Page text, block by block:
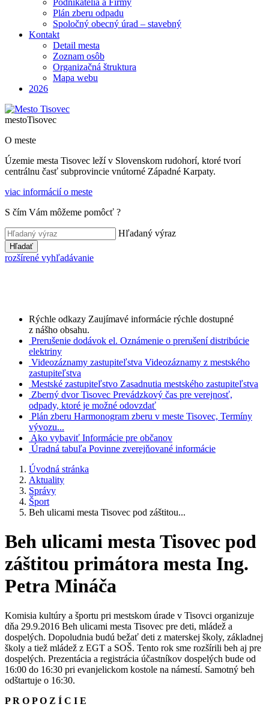
Podnikatelia a Firmy
Plán zberu odpadu
Spoločný obecný úrad – stavebný
Kontakt
Detail mesta
Zoznam osôb
Organizačná štruktura
Mapa webu
2026
mestoTisovec
O meste
Územie mesta Tisovec leží v Slovenskom rudohorí, ktoré tvorí
centrálnu časť subprovincie vnútorné Západné Karpaty.
viac informácií o meste
S čím Vám môžeme pomôcť ?
Hľadaný výraz
Hľadať
rozšírené vyhľadávanie
Rýchle odkazy Zaujímavé informácie rýchle dostupné
z nášho obsahu.
Prerušenie dodávok el. Oznámenie o prerušení distribúcie
elektriny
Videozáznamy zastupiteľstva Videozáznamy z mestského
zastupiteľstva
Mestské zastupiteľstvo Zasadnutia mestského zastupiteľstva
Zberný dvor Tisovec Prevádzkový čas pre verejnosť,
odpady, ktoré je možné odovzdať
Plán zberu Harmonogram zberu v meste Tisovec, Termíny
vývozu...
Ako vybaviť Informácie pre občanov
Úradná tabuľa Povinne zverejňované informácie
Úvodná stránka
Aktuality
Správy
Šport
Beh ulicami mesta Tisovec pod záštitou...
Beh ulicami mesta Tisovec pod
záštitou primátora mesta Ing.
Petra Mináča
Komisia kultúry a športu pri mestskom úrade v Tisovci organizuje
dňa 29.9.2016 Beh ulicami mesta Tisovec pre deti, mládež a
dospelých. Dopoludnia budú bežať deti z materskej školy, základnej
školy a tiež mládež z EGT a SOŠ. Tento rok sme rozšírili beh aj pre
dospelých. Prezentácia a registrácia účastníkov dospelých bude od
16:00 do 16:30 pri evanjelickom kostole na námestí. Samotný beh
odštartuje o 16:30.
P R O P O Z Í C I E